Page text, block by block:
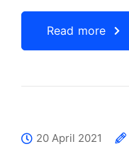
Read more
20 April 2021